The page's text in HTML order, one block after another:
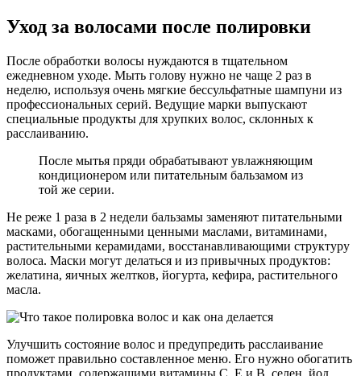
Уход за волосами после полировки
После обработки волосы нуждаются в тщательном
ежедневном уходе. Мыть голову нужно не чаще 2 раз в
неделю, используя очень мягкие бессульфатные шампуни из
профессиональных серий. Ведущие марки выпускают
специальные продукты для хрупких волос, склонных к
расслаиванию.
После мытья пряди обрабатывают увлажняющим
кондиционером или питательным бальзамом из
той же серии.
Не реже 1 раза в 2 недели бальзамы заменяют питательными
масками, обогащенными ценными маслами, витаминами,
растительными керамидами, восстанавливающими структуру
волоса. Маски могут делаться и из привычных продуктов:
желатина, яичных желтков, йогурта, кефира, растительного
масла.
Улучшить состояние волос и предупредить расслаивание
поможет правильно составленное меню. Его нужно обогатить